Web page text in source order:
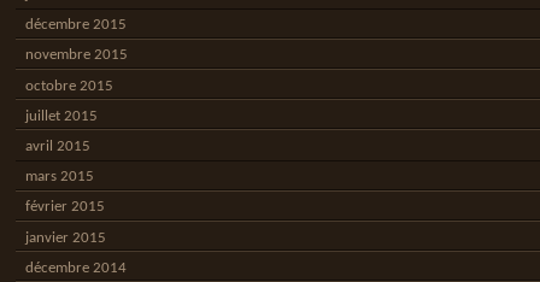
décembre 2015
novembre 2015
octobre 2015
juillet 2015
avril 2015
mars 2015
février 2015
janvier 2015
décembre 2014